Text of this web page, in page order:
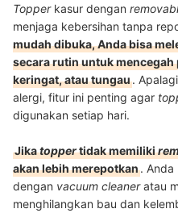
Topperkasur dengan
menjaga kebersihan tanpa
mudah dibuka, Anda bisa
secara rutin untuk
keringat, atau tungau.
alergi, fitur ini penting agar
digunakan setiap hari.
Jikatoppertidak memiliki
akan lebih merepotkan. Anda
dengan vacuum cleaneratau
menghilangkan bau dan